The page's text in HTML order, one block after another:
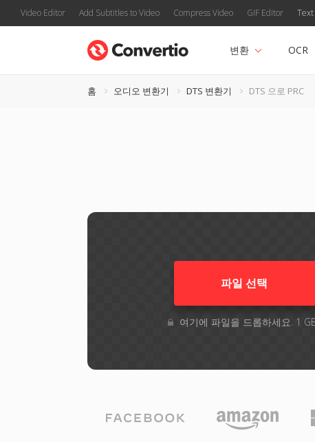
Video Editor Add Subtitles to Video Compress Video GIF Editor Text
변환 OCR
홈 오디오 변환기 DTS 변환기 DTS 으로 PRC
파일 선택
여기에 파일을 드롭하세요. 1